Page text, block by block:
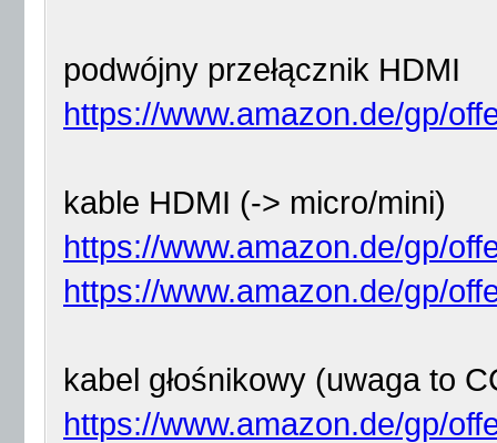
podwójny przełącznik HDMI
https://www.amazon.de/gp/
kable HDMI (-> micro/mini)
https://www.amazon.de/gp/
https://www.amazon.de/gp/
kabel głośnikowy (uwaga to
https://www.amazon.de/gp/